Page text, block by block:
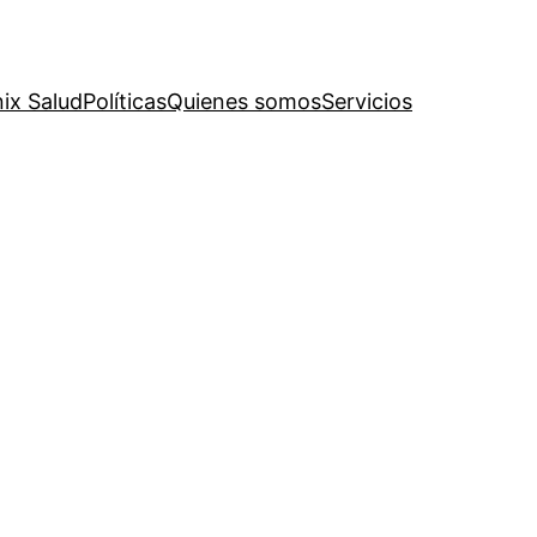
SaludPolíticasQuienes somosServicios